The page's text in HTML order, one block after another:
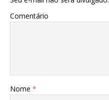
Comentário
Nome *